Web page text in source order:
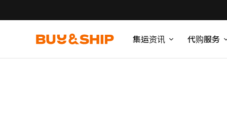
集运资讯 代购服务